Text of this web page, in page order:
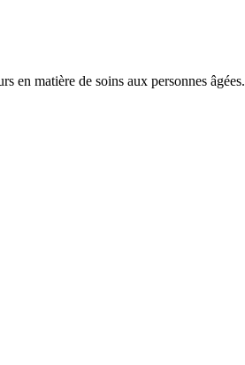
en matière de soins aux personnes âgées.